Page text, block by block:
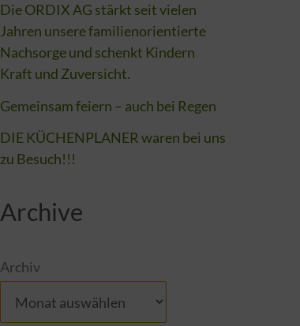
Die ORDIX AG stärkt seit vielen
Jahren unsere familienorientierte
Nachsorge und schenkt Kindern
Kraft und Zuversicht.
Gemeinsam feiern – auch bei Regen
DIE KÜCHENPLANER waren bei uns
zu Besuch!!!
Archive
Archiv